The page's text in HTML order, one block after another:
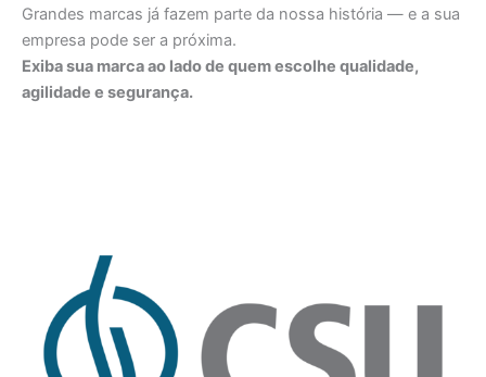
Grandes marcas já fazem parte da nossa história — e a sua
empresa pode ser a próxima.
Exiba sua marca ao lado de quem escolhe qualidade,
agilidade e segurança.